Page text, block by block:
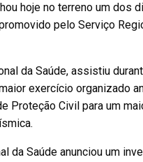
hoje no terreno um dos
pelo Serviço
da Saúde, assistiu
exercício organizado
Proteção Civil para um
da Saúde anunciou um